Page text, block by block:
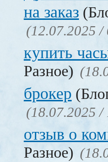
на заказ
(12.07.2025 /
купить
Разное)
брокер
(18.07.2025 /
отзыв о
Разное)